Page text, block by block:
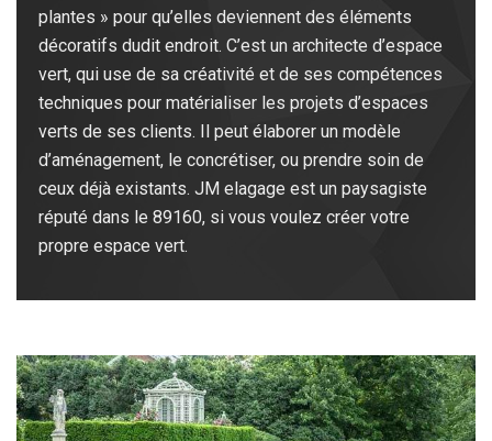
plantes » pour qu’elles deviennent des éléments
décoratifs dudit endroit. C’est un architecte d’espace
vert, qui use de sa créativité et de ses compétences
techniques pour matérialiser les projets d’espaces
verts de ses clients. Il peut élaborer un modèle
d’aménagement, le concrétiser, ou prendre soin de
ceux déjà existants. JM elagage est un paysagiste
réputé dans le 89160, si vous voulez créer votre
propre espace vert.